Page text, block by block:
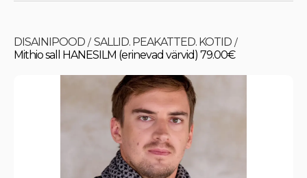
DISAINIPOOD / SALLID. PEAKATTED. KOTID /
Mithio sall HANESILM (erinevad värvid) 79.00€